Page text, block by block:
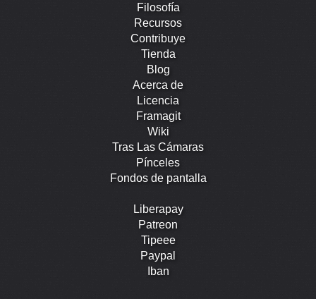
Filosofía
Recursos
Contribuye
Tienda
Blog
Acerca de
Licencia
Framagit
Wiki
Tras Las Cámaras
Pínceles
Fondos de pantalla
Liberapay
Patreon
Tipeee
Paypal
Iban